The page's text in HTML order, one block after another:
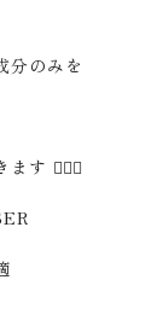
分のみを
す 🙆🏻‍♂️